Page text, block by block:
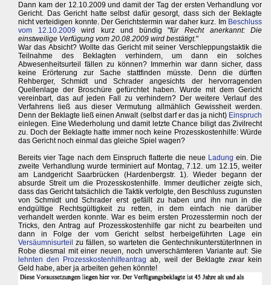
Dann kam der 12.10.2009 und damit der Tag der ersten Verhandlung vor
Gericht. Das Gericht hatte selbst dafür gesorgt, dass sich der Beklagte
nicht verteidigen konnte. Der Gerichtstermin war daher kurz. Im Beschluss
vom 12.10.2009 wird kurz und bündig "für Recht anerkannt: Die
einstweilige Verfügung vom 20.08.2009 wird bestätigt."
War das Absicht? Wollte das Gericht mit seiner Verschleppungstaktik die
Teilnahme des Beklagten verhindern, um dann ein solches
Abwesenheitsurteil fällen zu können? Immerhin war dann sicher, dass
keine Erörterung zur Sache stattfinden müsste. Denn die dürften
Rehberger, Schmidt und Schrader angesichts der hervorragenden
Quellenlage der Broschüre gefürchtet haben. Wurde mit dem Gericht
vereinbart, das auf jeden Fall zu verhindern? Der weitere Verlauf des
Verfahrens ließ aus dieser Vermutung allmählich Gewissheit werden.
Denn der Beklagte ließ einen Anwalt (selbst darf er das ja nicht) Einspruch
einlegen. Eine Wiederholung und damit letzte Chance biligt das Zivilrecht
zu. Doch der Beklagte hatte immer noch keine Prozesskostenhilfe: Würde
das Gericht noch einmal das gleiche Spiel wagen?
Bereits vier Tage nach dem Einspruch flatterte die neue Ladung ein. Die
zweite Verhandlung wurde terminiert auf Montag, 7.12. um 12.15, weiter
am Landgericht Saarbrücken (Hardenbergstr. 1). Wieder begann der
absurde Streit um die Prozesskostenhilfe. Immer deutlicher zeigte sich,
dass das Gericht tatsächlich die Taktik verfolgte, den Beschluss zugunsten
von Schmidt und Schrader erst gefällt zu haben und ihn nun in die
endgültige Rechtsgültigkeit zu retten, in dem einfach nie darüber
verhandelt werden konnte. War es beim ersten Prozesstermin noch der
Tricks, den Antrag auf Prozesskostenhilfe gar nicht zu bearbeiten und
dann in Folge der vom Gericht selbst herbeigeführten Lage ein
Versäumnisurteil zu fällen, so warteten die GentechnikunterstüterInnen in
Robe diesmal mit einer neuen, noch unverschämteren Variante auf: Sie
lehnten den Prozesskostenhilfeantrag ab, weil der Beklagte zwar kein
Geld habe, aber ja arbeiten gehen könnte!